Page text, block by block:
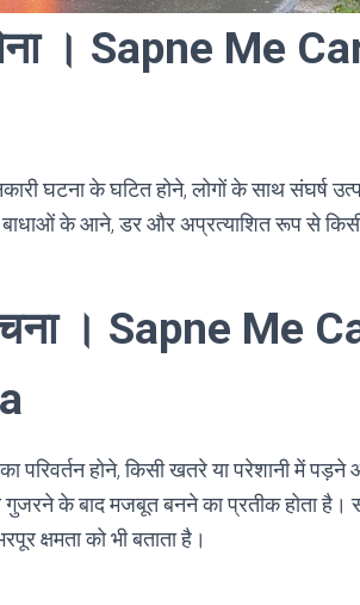
। Sapne Me
घटना के घटित होने, लोगों के साथ संघर्ष
बाधाओं के आने, डर और अप्रत्याशित रूप से
। Sapne Me
परिवर्तन होने, किसी खतरे या परेशानी में
के बाद मजबूत बनने का प्रतीक होता है।
क्षमता को भी बताता है।